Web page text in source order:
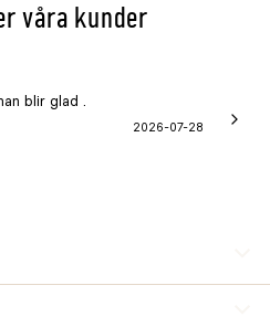
våra kunder
blir glad .
2026-07-28